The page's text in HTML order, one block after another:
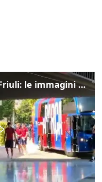
Il Barcellona sbarca in Friuli: le immagini dell'arrivo in albergo